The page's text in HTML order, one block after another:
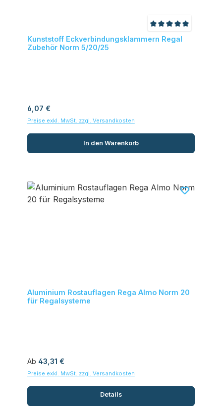
Durchschnittliche
Kunststoff Eckverbindungsklammern Regal
Zubehör Norm 5/20/25
Regulärer Preis:
6,07 €
Preise exkl. MwSt. zzgl. Versandkosten
In den Warenkorb
Aluminium Rostauflagen Rega Almo Norm 20
für Regalsysteme
Regulärer Preis:
Ab 43,31 €
Preise exkl. MwSt. zzgl. Versandkosten
Details